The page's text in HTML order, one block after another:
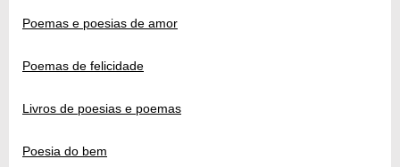
Poemas e poesias de amor
Poemas de felicidade
Livros de poesias e poemas
Poesia do bem